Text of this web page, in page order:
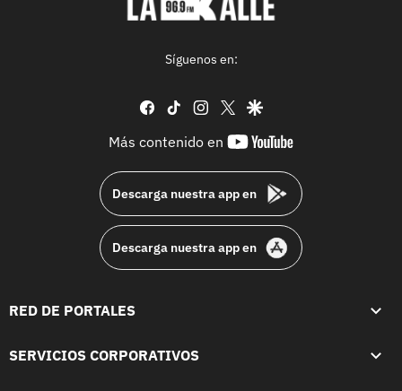
Síguenos en:
facebook
tiktok instagram
twittergoogle
Más contenido en
youtube-
Descarga nuestra app en
Descarga nuestra app en
RED DE PORTALES
SERVICIOS CORPORATIVOS